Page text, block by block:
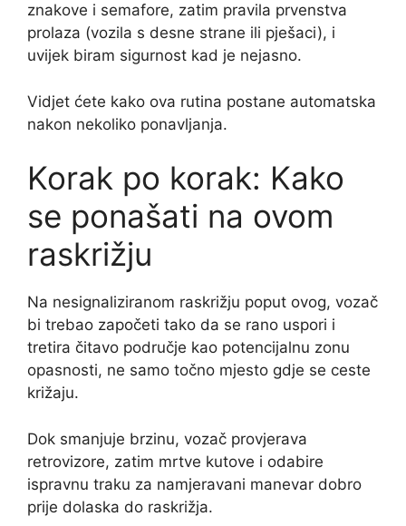
znakove i semafore, zatim pravila prvenstva
prolaza (vozila s desne strane ili pješaci), i
uvijek biram sigurnost kad je nejasno.
Vidjet ćete kako ova rutina postane automatska
nakon nekoliko ponavljanja.
Korak po korak: Kako
se ponašati na ovom
raskrižju
Na nesignaliziranom raskrižju poput ovog, vozač
bi trebao započeti tako da se rano uspori i
tretira čitavo područje kao potencijalnu zonu
opasnosti, ne samo točno mjesto gdje se ceste
križaju.
Dok smanjuje brzinu, vozač provjerava
retrovizore, zatim mrtve kutove i odabire
ispravnu traku za namjeravani manevar dobro
prije dolaska do raskrižja.